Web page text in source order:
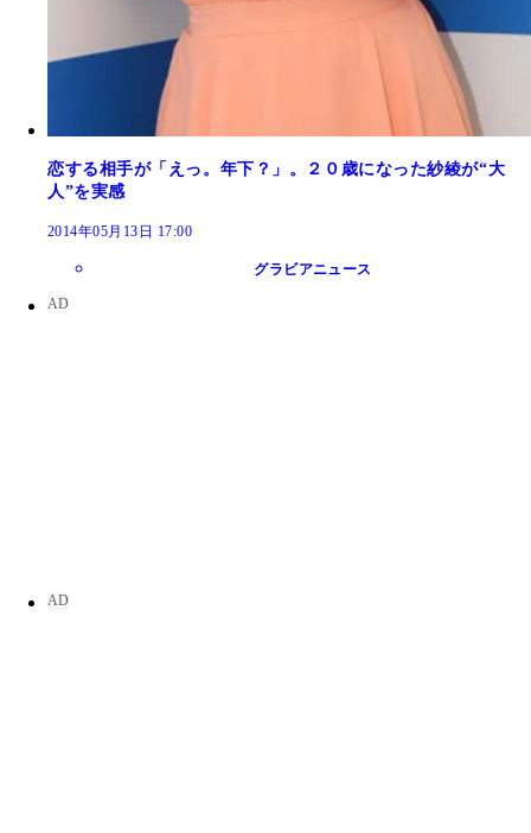
恋する相手が「えっ。年下？」。２０歳になった紗綾が“大
人”を実感
2014年05月13日 17:00
グラビアニュース